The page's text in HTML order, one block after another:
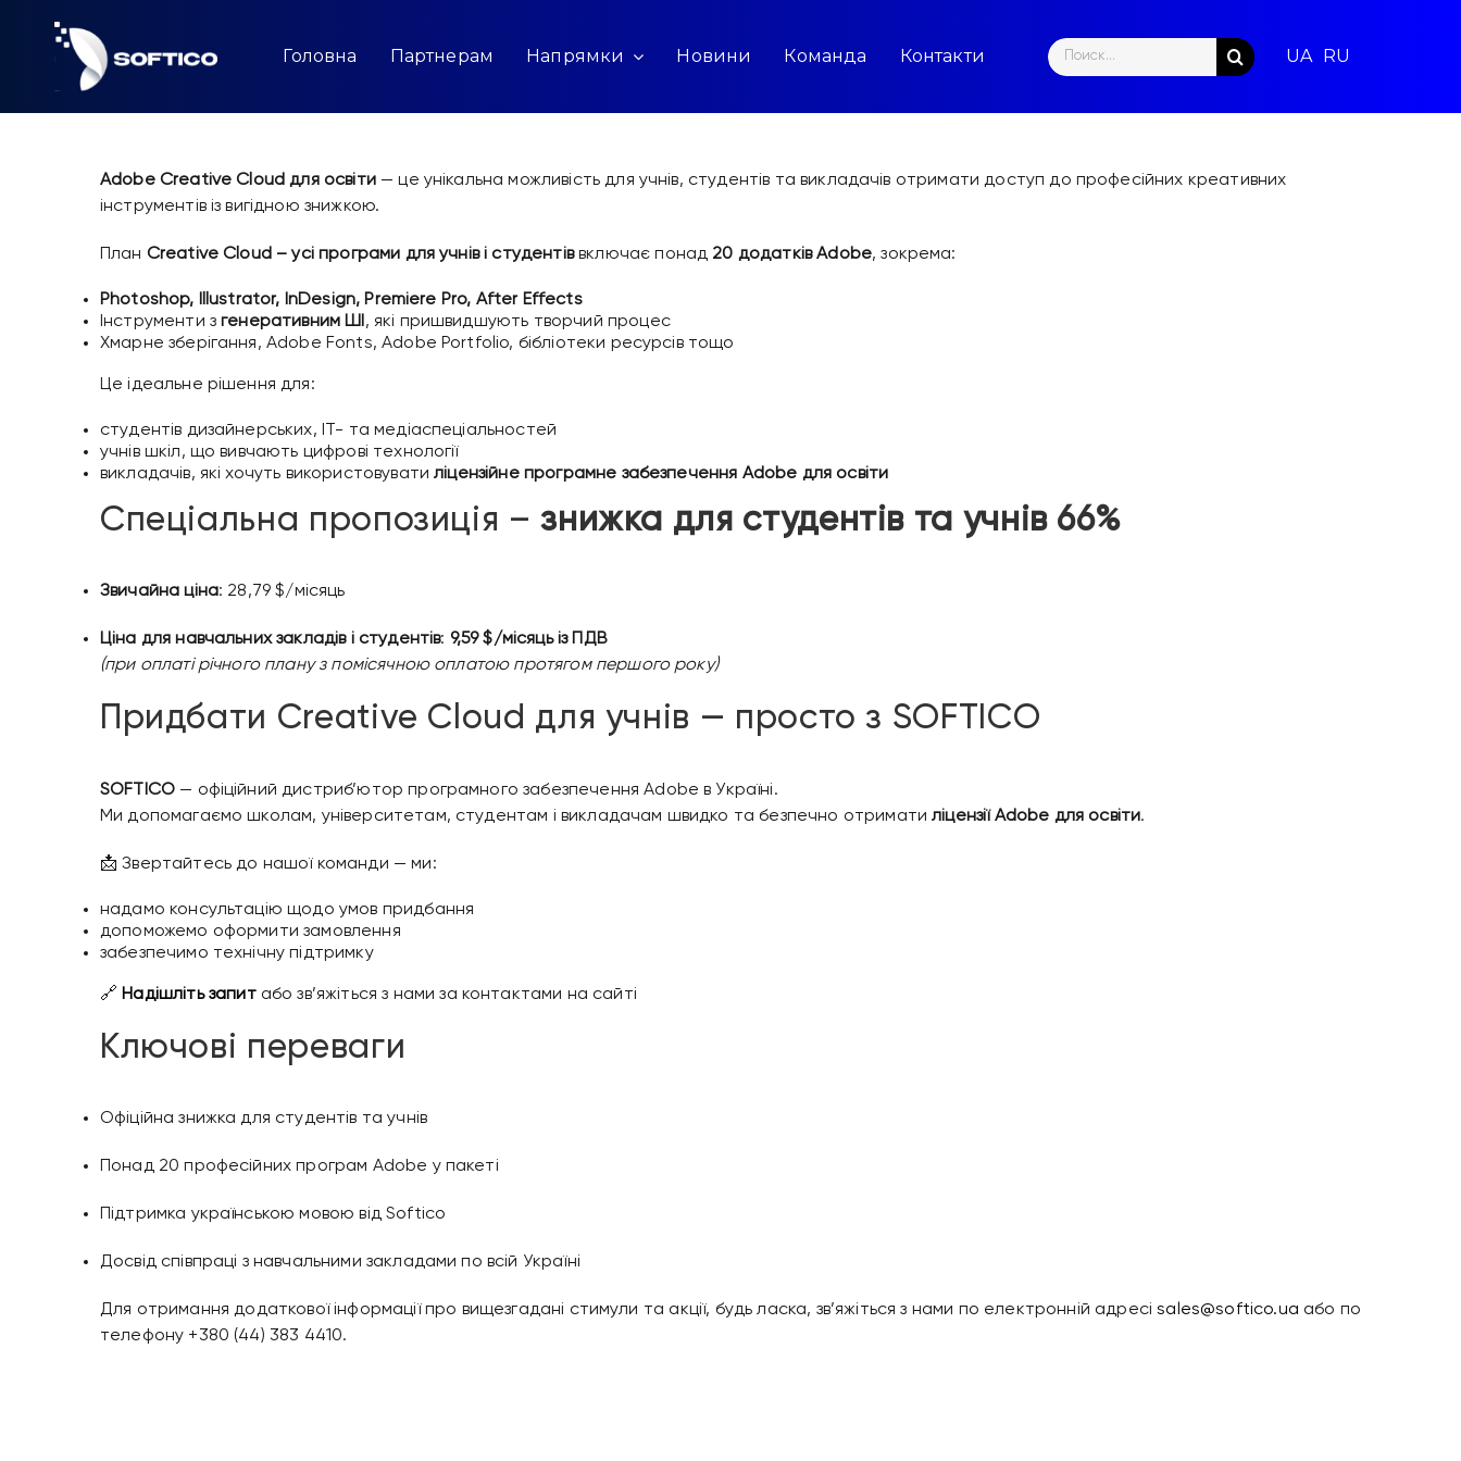
content
Головна Партнерам Напрямки Новини Команда Контакти
Search
for:
Adobe Creative Cloud для освіти— це унікальна можливість для учнів, студентів та викладачів отримати доступ до професійних креативних
інструментів із вигідною знижкою.
План Creative Cloud – усі програми для учнів і студентіввключає понад 20 додатків Adobe, зокрема:
Photoshop, Illustrator, InDesign, Premiere Pro, After Effects
Інструменти згенеративним ШІ, які пришвидшують творчий процес
Хмарне зберігання, Adobe Fonts, Adobe Portfolio, бібліотеки ресурсів тощо
Це ідеальне рішення для:
студентів дизайнерських, ІТ- та медіаспеціальностей
учнів шкіл, що вивчають цифрові технології
викладачів, які хочуть використовуватиліцензійне програмне забезпечення Adobe для освіти
Спеціальна пропозиція –знижка для студентів та учнів 66%
Звичайна ціна: 28,79 $/місяць
Ціна для навчальних закладів і студентів: 9,59 $/місяць із ПДВ
(при оплаті річного плану з помісячною оплатою протягом першого року)
Придбати Creative Cloud для учнів — просто з SOFTICO
SOFTICO — офіційний дистриб’ютор програмного забезпечення Adobe в Україні.
Ми допомагаємо школам, університетам, студентам і викладачам швидко та безпечно отриматиліцензії Adobe для освіти.
📩 Звертайтесь до нашої команди — ми:
надамо консультацію щодо умов придбання
допоможемо оформити замовлення
забезпечимо технічну підтримку
🔗 Надішліть запитабо зв’яжіться з нами за контактами на сайті
Ключові переваги
Офіційна знижка для студентів та учнів
Понад 20 професійних програм Adobe у пакеті
Підтримка українською мовою від Softico
Досвід співпраці з навчальними закладами по всій Україні
Для отримання додаткової інформації про вищезгадані стимули та акції, будь ласка, зв’яжіться з нами по електронній адресіsales@softico.ua або по
телефону +380 (44) 383 4410.